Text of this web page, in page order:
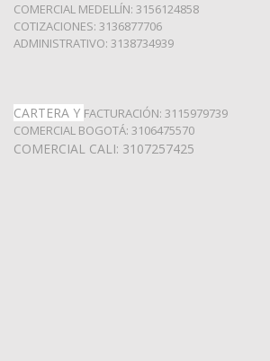
COMERCIAL MEDELLÍN: 3156124858
COTIZACIONES: 3136877706
ADMINISTRATIVO: 3138734939
CARTERA Y FACTURACIÓN: 3115979739
COMERCIAL BOGOTÁ: 3106475570
COMERCIAL CALI: 3107257425